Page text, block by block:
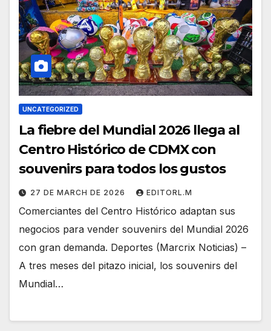
UNCATEGORIZED
La fiebre del Mundial 2026 llega al
Centro Histórico de CDMX con
souvenirs para todos los gustos
27 DE MARCH DE 2026 EDITORL.M
Comerciantes del Centro Histórico adaptan sus
negocios para vender souvenirs del Mundial 2026
con gran demanda. Deportes (Marcrix Noticias) –
A tres meses del pitazo inicial, los souvenirs del
Mundial…